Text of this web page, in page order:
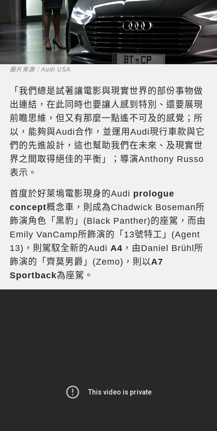
圖片來源：Audi USA
「我們總是試著讓電影與現實世界的部份事物做
出連結，在此同時也要讓人感到特別、還要展現
前瞻思維，但又有那麼一點遙不可及的感覺；所
以，能夠與Audi合作，並運用Audi現行車款與它
們的先進設計，這也幫助我們在未來、及現實世
界之間取得絕佳的平衡」；導演Anthony Russo
表示。
首度於好萊塢電影現身的Audi prologue
concept概念車，則成為Chadwick Boseman所
飾演角色「黑豹」(Black Panther)的座駕，而由
Emily VanCamp所飾演的「13號特工」(Agent
13)，則駕馭全新的Audi A4 ，由Daniel Brühl所
飾演的「齊莫男爵」(Zemo)，則以 A7
Sportback為座駕。